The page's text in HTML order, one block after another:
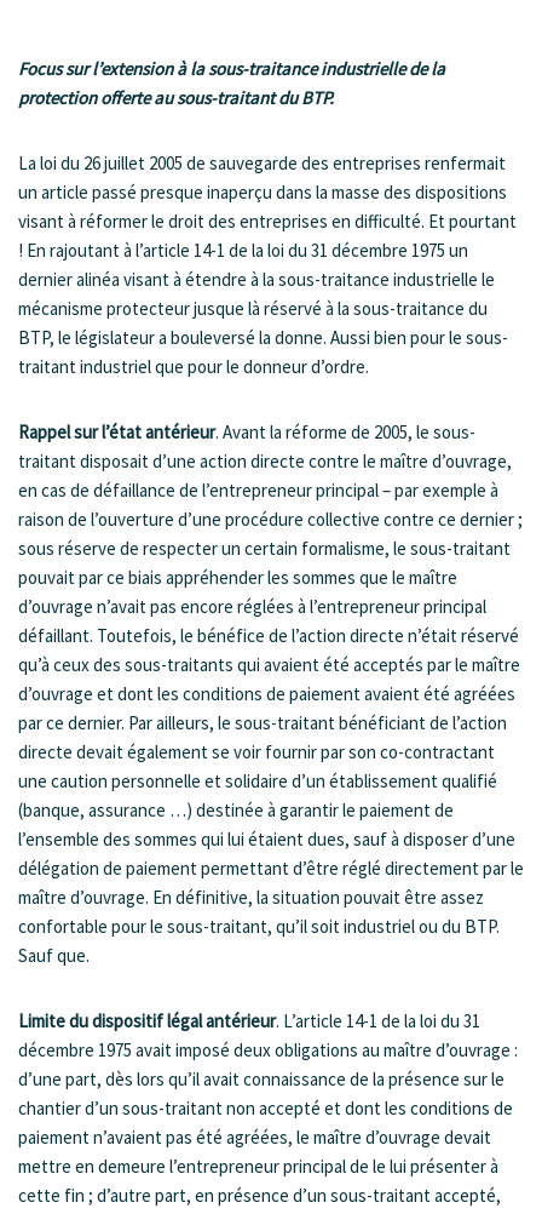
Focus sur l’extension à la sous-traitance industrielle de la
protection offerte au sous-traitant du BTP.
La loi du 26 juillet 2005 de sauvegarde des entreprises renfermait
un article passé presque inaperçu dans la masse des dispositions
visant à réformer le droit des entreprises en difficulté. Et pourtant
! En rajoutant à l’article 14-1 de la loi du 31 décembre 1975 un
dernier alinéa visant à étendre à la sous-traitance industrielle le
mécanisme protecteur jusque là réservé à la sous-traitance du
BTP, le législateur a bouleversé la donne. Aussi bien pour le sous-
traitant industriel que pour le donneur d’ordre.
Rappel sur l’état antérieur. Avant la réforme de 2005, le sous-
traitant disposait d’une action directe contre le maître d’ouvrage,
en cas de défaillance de l’entrepreneur principal – par exemple à
raison de l’ouverture d’une procédure collective contre ce dernier ;
sous réserve de respecter un certain formalisme, le sous-traitant
pouvait par ce biais appréhender les sommes que le maître
d’ouvrage n’avait pas encore réglées à l’entrepreneur principal
défaillant. Toutefois, le bénéfice de l’action directe n’était réservé
qu’à ceux des sous-traitants qui avaient été acceptés par le maître
d’ouvrage et dont les conditions de paiement avaient été agréées
par ce dernier. Par ailleurs, le sous-traitant bénéficiant de l’action
directe devait également se voir fournir par son co-contractant
une caution personnelle et solidaire d’un établissement qualifié
(banque, assurance …) destinée à garantir le paiement de
l’ensemble des sommes qui lui étaient dues, sauf à disposer d’une
délégation de paiement permettant d’être réglé directement par le
maître d’ouvrage. En définitive, la situation pouvait être assez
confortable pour le sous-traitant, qu’il soit industriel ou du BTP.
Sauf que.
Limite du dispositif légal antérieur. L’article 14-1 de la loi du 31
décembre 1975 avait imposé deux obligations au maître d’ouvrage :
d’une part, dès lors qu’il avait connaissance de la présence sur le
chantier d’un sous-traitant non accepté et dont les conditions de
paiement n’avaient pas été agréées, le maître d’ouvrage devait
mettre en demeure l’entrepreneur principal de le lui présenter à
cette fin ; d’autre part, en présence d’un sous-traitant accepté,